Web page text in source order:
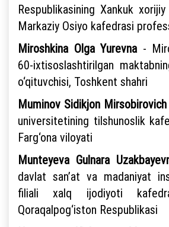
Respublikasining Xankuk
Markaziy Osiyo kafedrasi
Miroshkina Olga Yurevna-
60-ixtisoslashtirilgan
o‘qituvchisi, Toshkent shahri
Muminov Sidikjon Mirsobirovich
universitetining tilshunoslik
Farg‘ona viloyati
Munteyeva Gulnara
davlat san’at va madaniyat
filiali xalq ijodiyoti
Qoraqalpog‘iston Respublikasi